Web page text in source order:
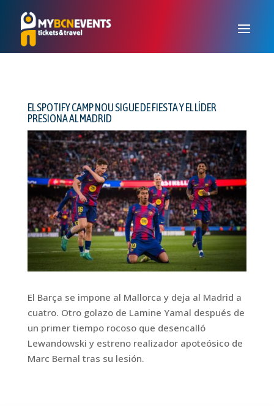
EL SPOTIFY CAMP NOU SIGUE DE FIESTA Y EL LÍDER
PRESIONA AL MADRID
El Barça se impone al Mallorca y deja al Madrid a
cuatro. Otro golazo de Lamine Yamal después de
un primer tiempo rocoso que desencalló
Lewandowski y estreno realizador apoteósico de
Marc Bernal tras su lesión.